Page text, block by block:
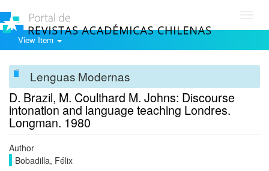
View Item
Lenguas Modernas
D. Brazil, M. Coulthard M. Johns: Discourse
intonation and language teaching Londres.
Longman. 1980
Author
Bobadilla, Félix